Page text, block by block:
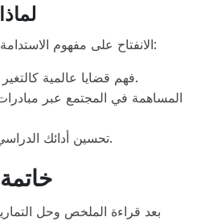
الانفتاح على مفهوم الاستدامة وحماية البيئة يساعدك في:
فهم قضايا عالمية كالتغير المناخي ونقص الموارد.
المساهمة في المجتمع عبر
تحسين أدائك الدراسي في مادة الاجتماعيات.
بعد قراءة الملخص وحل